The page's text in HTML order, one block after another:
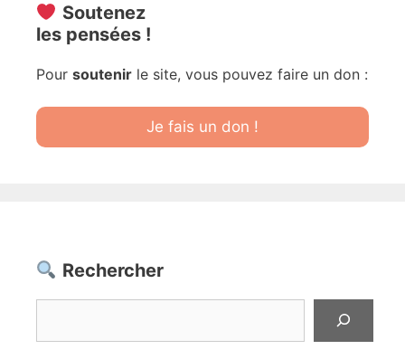
Soutenez
les pensées !
Pour soutenir le site, vous pouvez faire un don :
Je fais un don !
Rechercher